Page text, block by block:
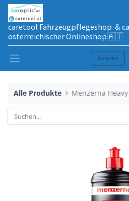
caretool Fahrzeugpflegeshop &
österreichischer Onlineshop🇦🇹
Anmelden
Alle Produkte Menzerna